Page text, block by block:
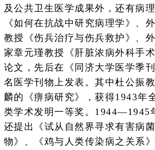
及公共卫生医学成果外，还有病
《如何在抗战中研究病理学》、
教授《伤兵治疗与伤兵救护》、
家章元瑾教授《肝脏浓病外科手
论文，先后在《同济大学医学季
名医学刊物上发表。其中杜公振
麟的《痹病研究》，获得1943年
类学术发明一等奖。1944—1945
还提出《试从自然界寻求有害病
物》、《鸡与人类传染病之关系